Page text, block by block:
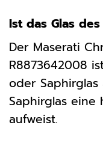
Ist das Glas
Der Maserati
R8873642008
oder
Saphirglas eine
aufweist.